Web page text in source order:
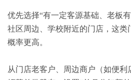
优先选择“有一定客源基础、老板
社区周边、学校附近的门店，这类
概率更高。
从门店老客户、周边商户（如便利